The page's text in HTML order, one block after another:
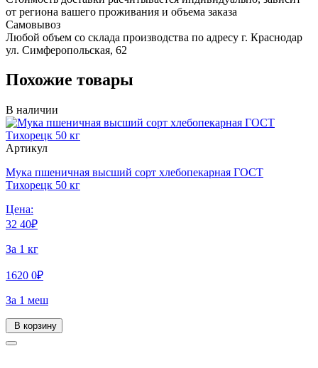
от региона вашего проживания и объема заказа
Самовывоз
Любой объем со склада производства по адресу г. Краснодар
ул. Симферопольская, 62
Похожие товары
В наличии
Артикул
Мука пшеничная высший сорт хлебопекарная ГОСТ
Тихорецк 50 кг
Цена:
32 40₽
За 1 кг
1620 0₽
За 1 меш
В корзину